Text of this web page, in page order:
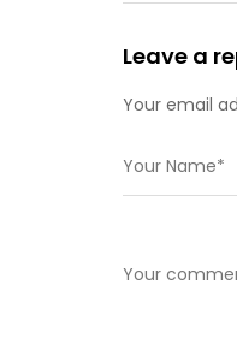
Leave a
Your email